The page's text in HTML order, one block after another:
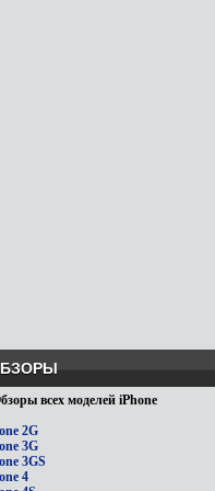
всех моделей iPhone
2G
3G
3GS
4